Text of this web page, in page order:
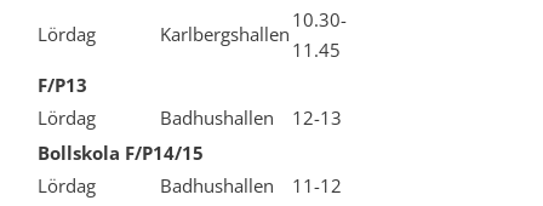
Lördag
Karlbergshallen
10.30-
11.45
F/P13
Lördag
Badhushallen
12-13
Bollskola F/P14/15
Lördag
Badhushallen
11-12